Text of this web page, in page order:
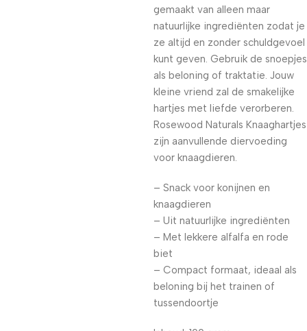
gemaakt van alleen maar
natuurlijke ingrediënten zodat je
ze altijd en zonder schuldgevoel
kunt geven. Gebruik de snoepjes
als beloning of traktatie. Jouw
kleine vriend zal de smakelijke
hartjes met liefde verorberen.
Rosewood Naturals Knaaghartjes
zijn aanvullende diervoeding
voor knaagdieren.
– Snack voor konijnen en
knaagdieren
– Uit natuurlijke ingrediënten
– Met lekkere alfalfa en rode
biet
– Compact formaat, ideaal als
beloning bij het trainen of
tussendoortje